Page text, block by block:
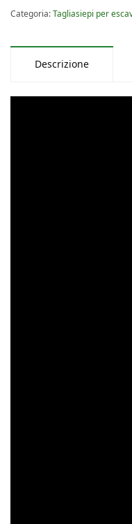
Categoria:Tagliasiepi per
Descrizione